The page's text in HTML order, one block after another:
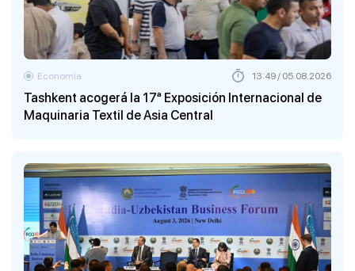
Tashkent acogerá la 17ª Exposición Internacional de
Maquinaria Textil de Asia Central
Economía 13:49 / 05.08.2026